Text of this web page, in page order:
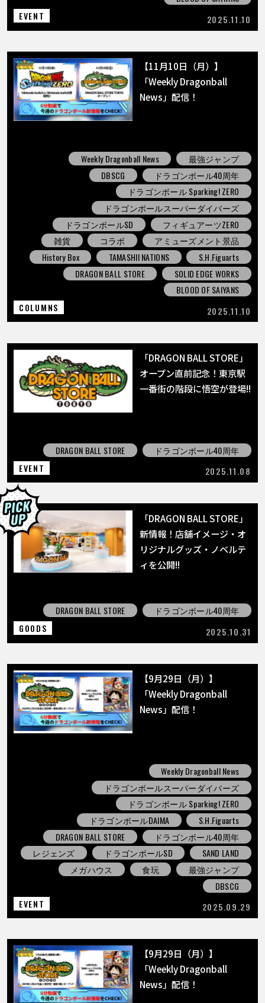
EVENT
2025.11.10
【11月10日（月）】
「Weekly Dragonball
News」配信！
Weekly Dragonball News
最強ジャンプ
DBSCG
ドラゴンボール40周年
ドラゴンボール Sparking! ZERO
ドラゴンボールスーパーダイバーズ
ドラゴンボールSD
フィギュアーツZERO
雑貨
コラボ
アミューズメント景品
History Box
TAMASHII NATIONS
S.H.Figuarts
DRAGON BALL STORE
SOLID EDGE WORKS
BLOOD OF SAIYANS
COLUMNS
2025.11.10
「DRAGON BALL STORE」
オープン直前記念！東京駅
一番街の階段に悟空が登場!!
DRAGON BALL STORE
ドラゴンボール40周年
EVENT
2025.11.08
「DRAGON BALL STORE」
新情報！店舗イメージ・オ
リジナルグッズ・ノベルテ
ィを公開!!
DRAGON BALL STORE
ドラゴンボール40周年
GOODS
2025.10.31
【9月29日（月）】
「Weekly Dragonball
News」配信！
Weekly Dragonball News
ドラゴンボールスーパーダイバーズ
ドラゴンボール Sparking! ZERO
ドラゴンボールDAIMA
S.H.Figuarts
DRAGON BALL STORE
ドラゴンボール40周年
レジェンズ
ドラゴンボールSD
SAND LAND
メガハウス
食玩
最強ジャンプ
DBSCG
EVENT
2025.09.29
【9月29日（月）】
「Weekly Dragonball
News」配信！